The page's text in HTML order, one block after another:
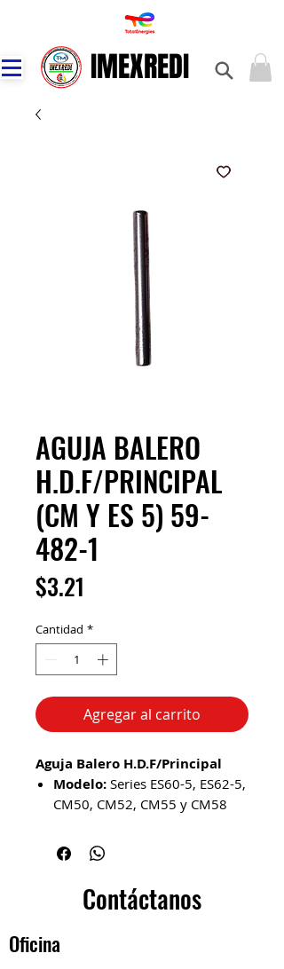
IMEXREDI
IMEXREDI
AGUJA BALERO
H.D.F/PRINCIPAL
(CM Y ES 5) 59-
482-1
$3.21
Cantidad *
Agregar al carrito
Aguja Balero H.D.F/Principal
Modelo: Series ES60-5, ES62-5,
CM50, CM52, CM55 y CM58
Descripción del Producto
Este componente metálico
cilíndrico es una pieza de precisión
utilizada en sistemas de
pesada
Contáctanos
Oficina